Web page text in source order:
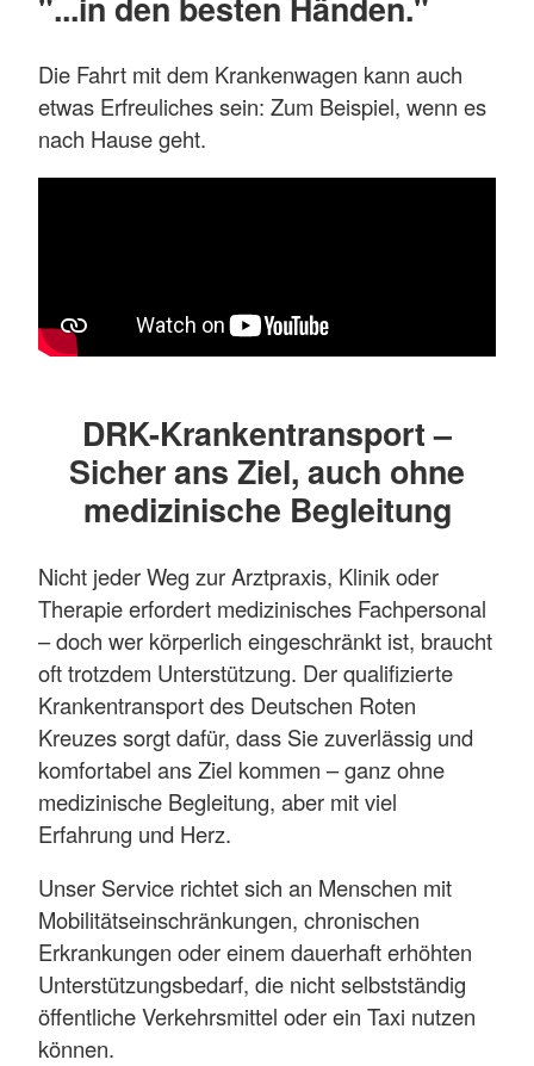
Die Fahrt mit dem Krankenwagen kann auch
etwas Erfreuliches sein: Zum Beispiel, wenn es
nach Hause geht.
DRK-Krankentransport –
Sicher ans Ziel, auch ohne
medizinische Begleitung
Nicht jeder Weg zur Arztpraxis, Klinik oder
Therapie erfordert medizinisches Fachpersonal
– doch wer körperlich eingeschränkt ist, braucht
oft trotzdem Unterstützung. Der qualifizierte
Krankentransport des Deutschen Roten
Kreuzes sorgt dafür, dass Sie zuverlässig und
komfortabel ans Ziel kommen – ganz ohne
medizinische Begleitung, aber mit viel
Erfahrung und Herz.
Unser Service richtet sich an Menschen mit
Mobilitätseinschränkungen, chronischen
Erkrankungen oder einem dauerhaft erhöhten
Unterstützungsbedarf, die nicht selbstständig
öffentliche Verkehrsmittel oder ein Taxi nutzen
können.